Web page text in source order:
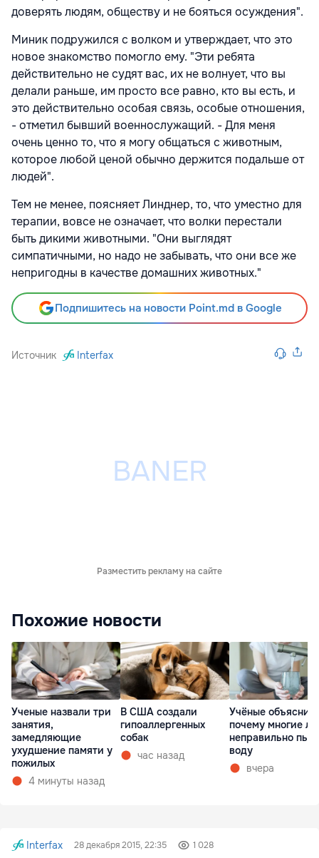
доверять людям, обществу и не бояться осуждения".
Миник подружился с волком и утверждает, что это
новое знакомство помогло ему. "Эти ребята
действительно не судят вас, их не волнует, что вы
делали раньше, им просто все равно, кто вы есть, и
это действительно особая связь, особые отношения,
- отметил бывший военнослужащий. - Для меня
очень ценно то, что я могу общаться с животным,
которое любой ценой обычно держится подальше от
людей".
Тем не менее, поясняет Линднер, то, что уместно для
терапии, вовсе не означает, что волки перестали
быть дикими животными. "Они выглядят
симпатичными, но надо не забывать, что они все же
непригодны в качестве домашних животных."
Подпишитесь на новости Point.md в Google
Источник Interfax
Разместить рекламу на сайте
Похожие новости
Ученые назвали три
занятия,
замедляющие
ухудшение памяти у
пожилых
4 минуты назад
В США создали
гипоаллергенных
собак
час назад
Учёные
почему многие
неправильно
воду
вчера
Interfax 28 декабря 2015, 22:35 1 028